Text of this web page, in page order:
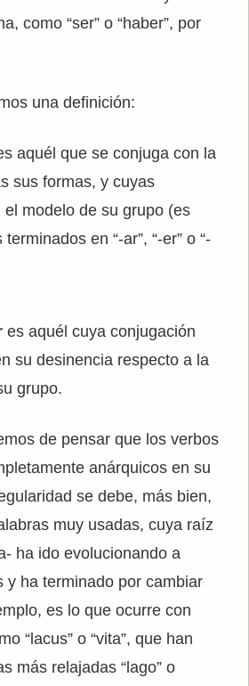
como “ser” o “haber”, por
una definición:
aquél que se conjuga con la
sus formas, y cuyas
modelo de su grupo (es
en “-ar”, “-er” o “-
es aquél cuya conjugación
su desinencia respecto a la
grupo.
de pensar que los verbos
anárquicos en su
se debe, más bien,
muy usadas, cuya raíz
ha ido evolucionando a
y ha terminado por cambiar
es lo que ocurre con
“lacus” o “vita”, que han
más relajadas “lago” o